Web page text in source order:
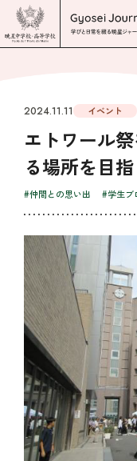
2024.11.11 イベント
エトワール
る場所を目
#仲間との思い出 #学生ブ